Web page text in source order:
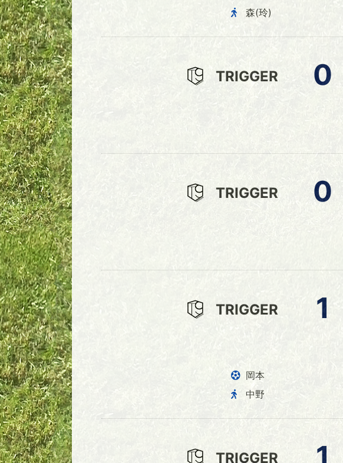
森(玲)
TRIGGER 0
TRIGGER 0
TRIGGER 1
岡本
中野
TRIGGER